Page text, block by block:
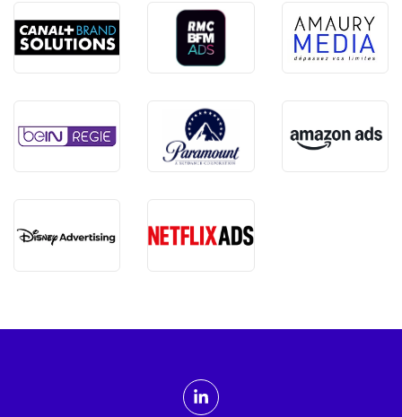
ADMTV sur les réseaux sociaux
Linkedin